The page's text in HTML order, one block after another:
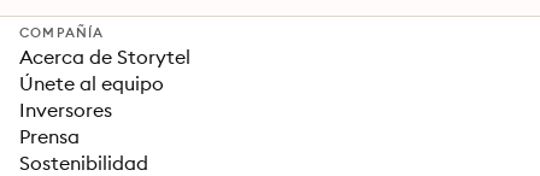
COMPAÑÍA
Acerca de Storytel
Únete al equipo
Inversores
Prensa
Sostenibilidad